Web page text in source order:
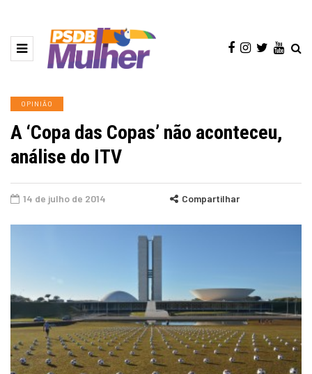
OPINIÃO
A ‘Copa das Copas’ não aconteceu,
análise do ITV
14 de julho de 2014 Compartilhar